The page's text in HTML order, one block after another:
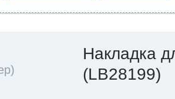
Накладка
(LB28199)